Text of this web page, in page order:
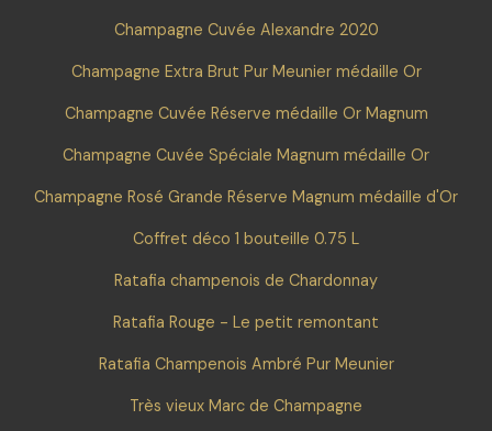
Champagne Cuvée Alexandre 2020
Champagne Extra Brut Pur Meunier médaille Or
Champagne Cuvée Réserve médaille Or Magnum
Champagne Cuvée Spéciale Magnum médaille Or
Champagne Rosé Grande Réserve Magnum médaille d'Or
Coffret déco 1 bouteille 0.75 L
Ratafia champenois de Chardonnay
Ratafia Rouge - Le petit remontant
Ratafia Champenois Ambré Pur Meunier
Très vieux Marc de Champagne